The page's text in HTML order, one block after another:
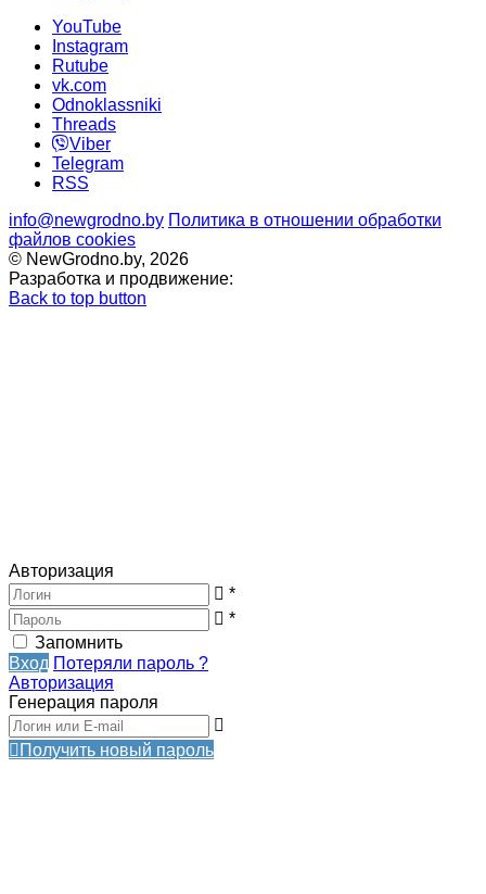
YouTube
Instagram
Rutube
vk.com
Odnoklassniki
Threads
Viber
Telegram
RSS
info@newgrodno.by Политика в отношении обработки
файлов cookies
© NewGrodno.by, 2026
Разработка и продвижение:
Back to top button
Авторизация
*
*
Запомнить
Вход Потеряли пароль ?
Авторизация
Генерация пароля
Получить новый пароль